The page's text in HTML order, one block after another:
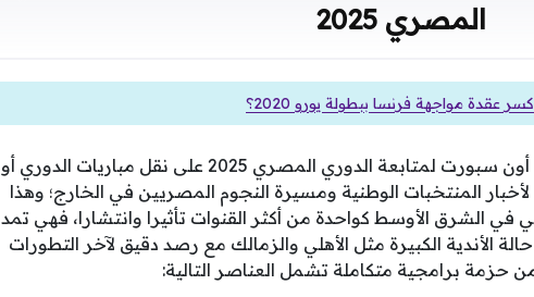
المصري 2025
عقدة مواجهة فرنسا ببطولة يورو 2020؟
لا تقتصر الخدمات التي يقدمها تردد قناة أون سبورت لمتابعة الدوري المصري 2025 على نقل مباريات الدوري أو
المنتخبات الوطنية ومسيرة النجوم المصريين في الخارج؛ وهذا
في الشرق الأوسط كواحدة من أكثر القنوات تأثيرا وانتشارا، فهي تمد
الأندية الكبيرة مثل الأهلي والزمالك مع رصد دقيق لآخر التطورات
حزمة برامجية متكاملة تشمل العناصر التالية: